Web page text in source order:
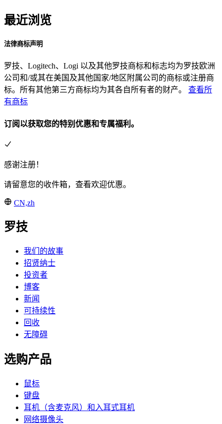
最近浏览
法律商标声明
罗技、Logitech、Logi 以及其他罗技商标和标志均为罗技欧洲
公司和/或其在美国及其他国家/地区附属公司的商标或注册商
标。所有其他第三方商标均为其各自所有者的财产。 查看所
有商标
订阅以获取您的特别优惠和专属福利。
感谢注册！
请留意您的收件箱，查看欢迎优惠。
CN,zh
罗技
我们的故事
招贤纳士
投资者
博客
新闻
可持续性
回收
无障碍
选购产品
鼠标
键盘
耳机（含麦克风）和入耳式耳机
网络摄像头